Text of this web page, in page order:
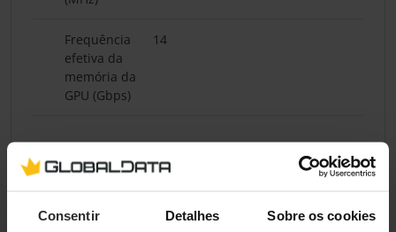
Consentir Detalhes Sobre os cookies
Frequência
efetiva da
memória da
GPU (Gbps)
14
(Base)